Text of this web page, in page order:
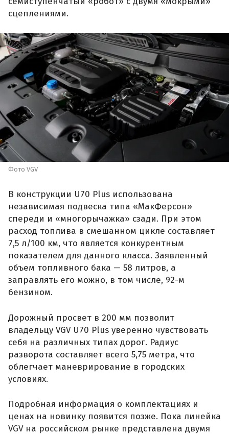
сцеплениями.
Фото VGV
В конструкции U70 Plus использована
независимая подвеска типа «МакФерсон»
спереди и «многорычажка» сзади. При этом
расход топлива в смешанном цикле составляет
7,5 л/100 км, что является конкурентным
показателем для данного класса. Заявленный
объем топливного бака — 58 литров, а
заправлять его можно, в том числе, 92-м
бензином.
Дорожный просвет в 200 мм позволит
владельцу VGV U70 Plus уверенно чувствовать
себя на различных типах дорог. Радиус
разворота составляет всего 5,75 метра, что
облегчает маневрирование в городских
условиях.
Подробная информация о комплектациях и
ценах на новинку появится позже. Пока линейка
VGV на российском рынке представлена двумя